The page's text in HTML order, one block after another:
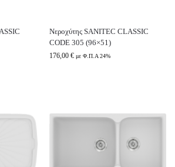
Νεροχύτης SANITEC CLASSIC
CODE 305 (96×51)
176,00 € με Φ.Π.Α 24%